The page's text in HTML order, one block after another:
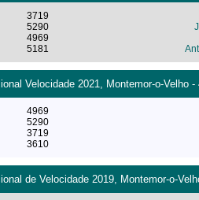
3719
5290
4969
5181
Velocidade 2021, Montemor-o-Velho
4969
5290
3719
3610
de Velocidade 2019, Montemor-o-